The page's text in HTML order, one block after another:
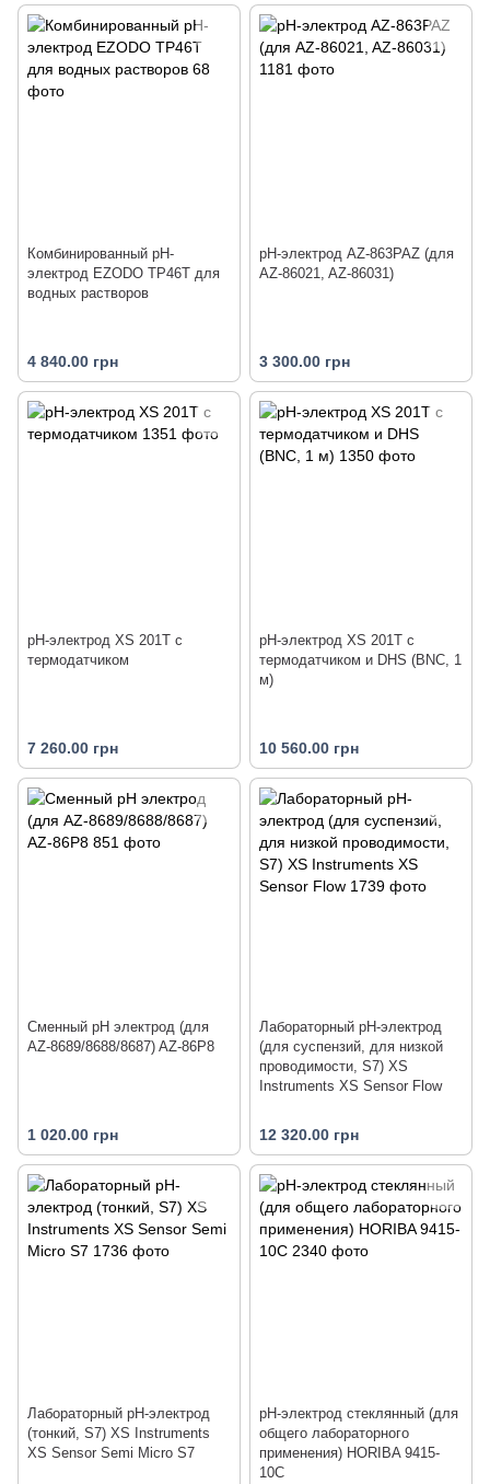
Комбинированный рН-
электрод EZODO TP46T для
водных растворов
4 840.00 грн
pH-электрод AZ-863PAZ (для
AZ-86021, AZ-86031)
3 300.00 грн
pH-электрод XS 201T с
термодатчиком
7 260.00 грн
pH-электрод XS 201T с
термодатчиком и DHS (BNC, 1
м)
10 560.00 грн
Сменный pH электрод (для
AZ-8689/8688/8687) AZ-86P8
1 020.00 грн
Лабораторный pH-электрод
(для суспензий, для низкой
проводимости, S7) XS
Instruments XS Sensor Flow
12 320.00 грн
Лабораторный pH-электрод
(тонкий, S7) XS Instruments
XS Sensor Semi Micro S7
pH-электрод стеклянный (для
общего лабораторного
применения) HORIBA 9415-
10C